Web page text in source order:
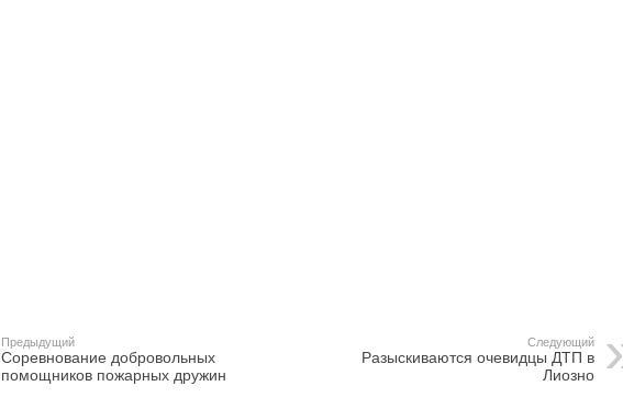
Предыдущий
Соревнование добровольных
помощников пожарных дружин
Следующий
Разыскиваются очевидцы ДТП в
Лиозно